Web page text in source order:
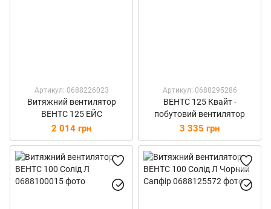
Артикул: 0688226023
Витяжний вентилятор
ВЕНТС 125 ЕЙС
2 014 грн
Артикул: 0688295286
ВЕНТС 125 Квайт -
побутовий вентилятор
3 335 грн